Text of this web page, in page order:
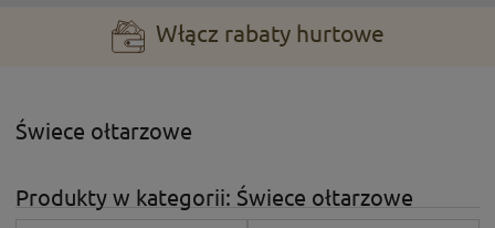
Włącz rabaty hurtowe
Świece ołtarzowe
Produkty w kategorii: Świece ołtarzowe